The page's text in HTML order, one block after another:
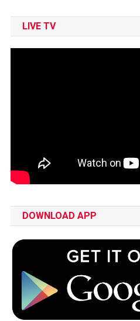
LIVE TV
DOWNLOAD APP